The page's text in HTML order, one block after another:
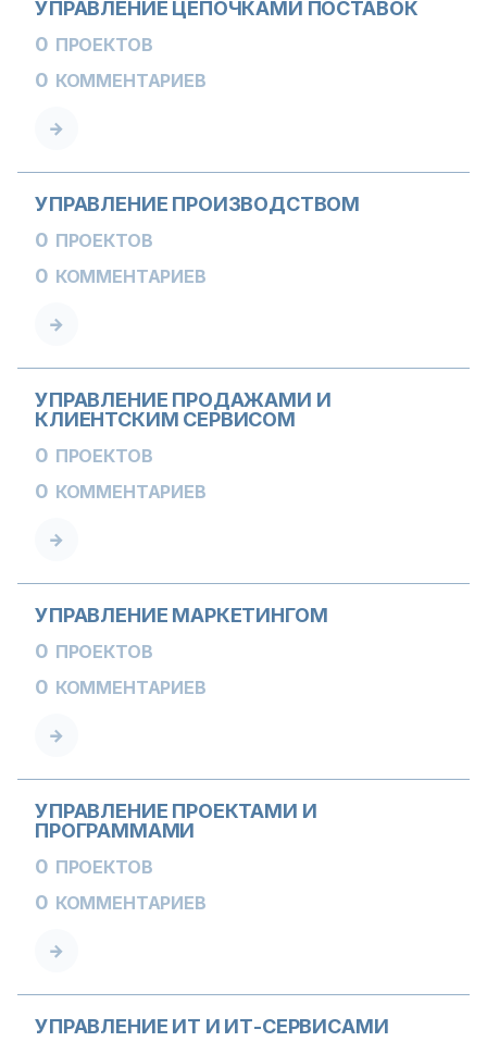
УПРАВЛЕНИЕ ЦЕПОЧКАМИ ПОСТАВОК
0 ПРОЕКТОВ
0 КОММЕНТАРИЕВ
УПРАВЛЕНИЕ ПРОИЗВОДСТВОМ
0 ПРОЕКТОВ
0 КОММЕНТАРИЕВ
УПРАВЛЕНИЕ ПРОДАЖАМИ И
КЛИЕНТСКИМ СЕРВИСОМ
0 ПРОЕКТОВ
0 КОММЕНТАРИЕВ
УПРАВЛЕНИЕ МАРКЕТИНГОМ
0 ПРОЕКТОВ
0 КОММЕНТАРИЕВ
УПРАВЛЕНИЕ ПРОЕКТАМИ И
ПРОГРАММАМИ
0 ПРОЕКТОВ
0 КОММЕНТАРИЕВ
УПРАВЛЕНИЕ ИТ И ИТ-СЕРВИСАМИ